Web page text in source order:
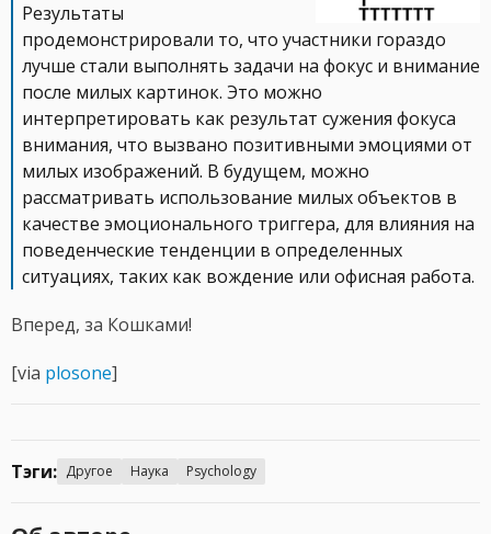
Результаты
продемонстрировали то, что участники гораздо
лучше стали выполнять задачи на фокус и внимание
после милых картинок. Это можно
интерпретировать как результат сужения фокуса
внимания, что вызвано позитивными эмоциями от
милых изображений. В будущем, можно
рассматривать использование милых объектов в
качестве эмоционального триггера, для влияния на
поведенческие тенденции в определенных
ситуациях, таких как вождение или офисная работа.
Вперед, за Кошками!
[via plosone]
Тэги: Другое Наука Psychology